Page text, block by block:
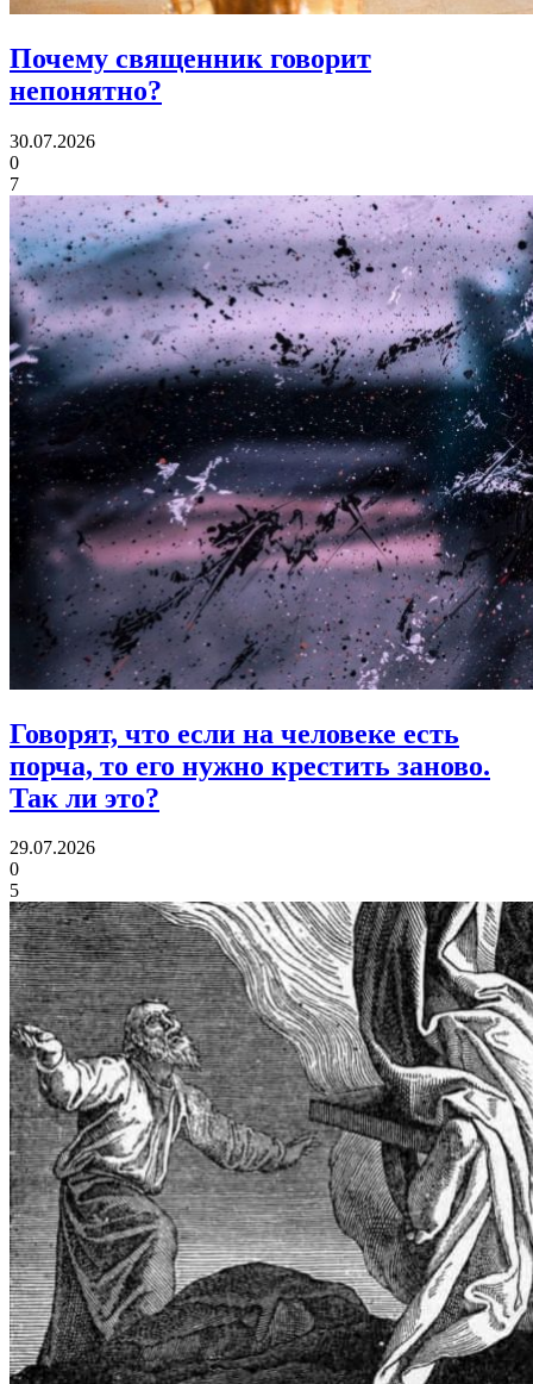
Почему священник говорит
непонятно?
30.07.2026
0
7
Говорят, что если на человеке есть
порча, то его нужно крестить заново.
Так ли это?
29.07.2026
0
5